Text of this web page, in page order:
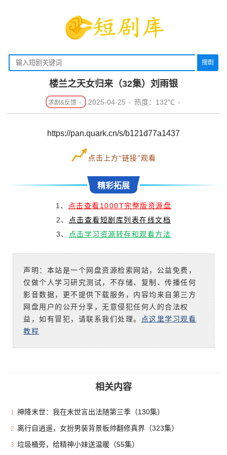
搜剧
楼兰之天女归来（32集）刘雨银
2025-04-25 热度：132℃
https://pan.quark.cn/s/b121d77a1437
点击上方“链接”观看
精彩拓展
1、 点击查看1000T完整版资源盘
2、 点击查看短剧库列表在线文档
3、 点击学习资源转存和观看方法
声明：本站是一个网盘资源检索网站，公益免费，
仅做个人学习研究测试，不存储、复制、传播任何
影音数据，更不提供下载服务，内容均来自第三方
网盘用户的公开分享，无意侵犯任何人的合法权
益，如有冒犯，请联系我们处理。 点这里学习观看
教程
相关内容
1 神降末世：我在末世言出法随第三季（130集）
2 离行自逍遥，女扮男装背景板帅翻修真界（323集）
3 垃圾桶旁，给精神小妹送温暖（55集）